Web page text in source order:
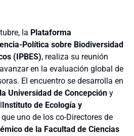
la Plataforma
Política sobre Biodiversidad
(IPBES), realiza su reunión
en la evaluación global de
El encuentro se desarrolla en
Universidad de Concepción y
Instituto de Ecología y
que uno de los co-Directores de
de la Facultad de Ciencias